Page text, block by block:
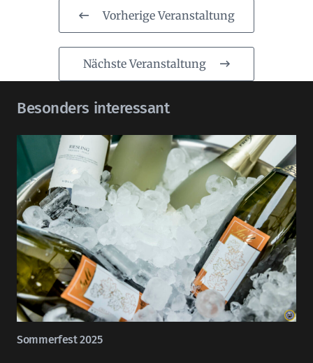
Vorherige Veranstaltung
Nächste Veranstaltung
Besonders interessant
Sommerfest 2025